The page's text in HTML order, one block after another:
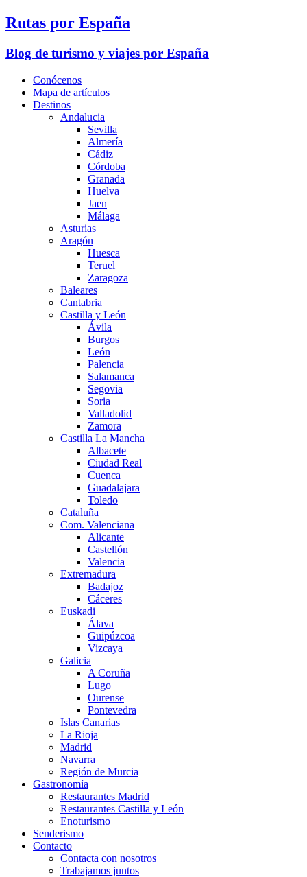
Rutas por España
Blog de turismo y viajes por España
Conócenos
Mapa de artículos
Destinos
Andalucia
Sevilla
Almería
Cádiz
Córdoba
Granada
Huelva
Jaen
Málaga
Asturias
Aragón
Huesca
Teruel
Zaragoza
Baleares
Cantabria
Castilla y León
Ávila
Burgos
León
Palencia
Salamanca
Segovia
Soria
Valladolid
Zamora
Castilla La Mancha
Albacete
Ciudad Real
Cuenca
Guadalajara
Toledo
Cataluña
Com. Valenciana
Alicante
Castellón
Valencia
Extremadura
Badajoz
Cáceres
Euskadi
Álava
Guipúzcoa
Vizcaya
Galicia
A Coruña
Lugo
Ourense
Pontevedra
Islas Canarias
La Rioja
Madrid
Navarra
Región de Murcia
Gastronomía
Restaurantes Madrid
Restaurantes Castilla y León
Enoturismo
Senderismo
Contacto
Contacta con nosotros
Trabajamos juntos